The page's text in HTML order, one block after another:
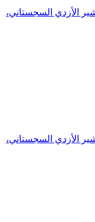
الأزدي السجستاني،
الأزدي السجستاني،